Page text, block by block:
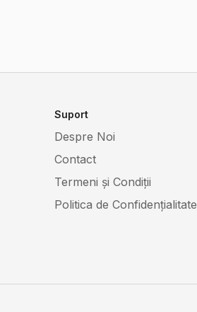
Suport
Despre Noi
Contact
Termeni și Condiții
Politica de Confidențialitate